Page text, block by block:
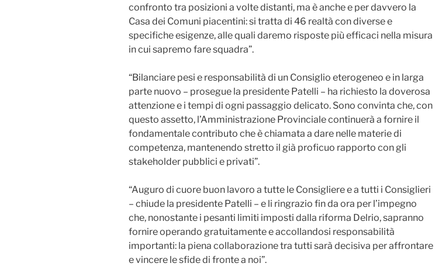
confronto tra posizioni a volte distanti, ma è anche e per davvero la
Casa dei Comuni piacentini: si tratta di 46 realtà con diverse e
specifiche esigenze, alle quali daremo risposte più efficaci nella misura
in cui sapremo fare squadra”.
“Bilanciare pesi e responsabilità di un Consiglio eterogeneo e in larga
parte nuovo – prosegue la presidente Patelli – ha richiesto la doverosa
attenzione e i tempi di ogni passaggio delicato. Sono convinta che, con
questo assetto, l’Amministrazione Provinciale continuerà a fornire il
fondamentale contributo che è chiamata a dare nelle materie di
competenza, mantenendo stretto il già proficuo rapporto con gli
stakeholder pubblici e privati”.
“Auguro di cuore buon lavoro a tutte le Consigliere e a tutti i Consiglieri
– chiude la presidente Patelli – e li ringrazio fin da ora per l’impegno
che, nonostante i pesanti limiti imposti dalla riforma Delrio, sapranno
fornire operando gratuitamente e accollandosi responsabilità
importanti: la piena collaborazione tra tutti sarà decisiva per affrontare
e vincere le sfide di fronte a noi”.